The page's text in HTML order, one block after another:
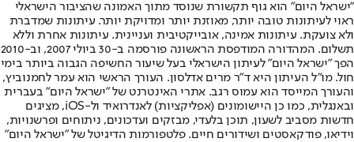
"ישראל היום" הוא גוף תקשורת שנוסד מתוך האמונה שהציבור הישראלי
ראוי לעיתונות טובה יותר, מאוזנת יותר ומדויקת יותר. עיתונות שמדברת
ולא צועקת. עיתונות אמינה, אובייקטיבית ועניינית. עיתונות אחרת וללא
תשלום. המהדורה המודפסת הראשונה פורסמה ב-30 ביולי 2007, וב-2010
הפך "ישראל היום" לעיתון הישראלי בעל שיעור החשיפה הגבוה ביותר בימי
חול. מו"ל העיתון היא ד"ר מרים אדלסון. העורך הראשי הוא עמר לחמנוביץ,
והעורך המייסד הוא עמוס רגב. אתרי האינטרנט של "ישראל היום" בעברית
ובאנגלית, כמו כן היישומונים (אפליקציות) לאנדרואיד ול-iOS, מציגים
חדשות מסביב לשעון, תוכן בלעדי, מבזקים ועדכונים, ניתוחים ופרשנויות,
וידיאו, פודקאסטים ושידורים חיים. פלטפורמות הדיגיטל של "ישראל היום"